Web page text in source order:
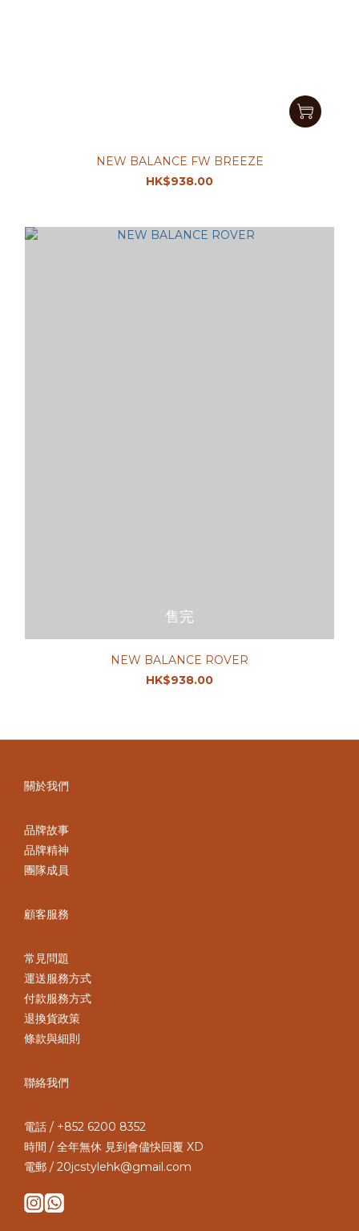
NEW BALANCE FW BREEZE
HK$938.00
售完
NEW BALANCE ROVER
HK$938.00
關於我們
品牌故事
品牌精神
團隊成員
顧客服務
常見問題
運送服務方式
付款服務方式
退換貨政策
條款與細則
聯絡我們
電話 / +852 6200 8352
時間 / 全年無休 見到會儘快回覆 XD
電郵 / 20jcstylehk@gmail.com